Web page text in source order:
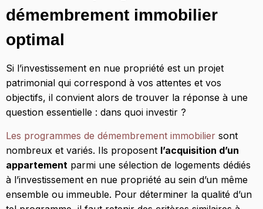
démembrement immobilier
optimal
Si l’investissement en nue propriété est un projet
patrimonial qui correspond à vos attentes et vos
objectifs, il convient alors de trouver la réponse à une
question essentielle : dans quoi investir ?
Les programmes de démembrement immobilier sont
nombreux et variés. Ils proposent l’acquisition d’un
appartement parmi une sélection de logements dédiés
à l’investissement en nue propriété au sein d’un même
ensemble ou immeuble. Pour déterminer la qualité d’un